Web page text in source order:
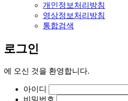
개인정보처리방침
영상정보처리방침
통합검색
로그인
에 오신 것을 환영합니다.
아이디
비밀번호